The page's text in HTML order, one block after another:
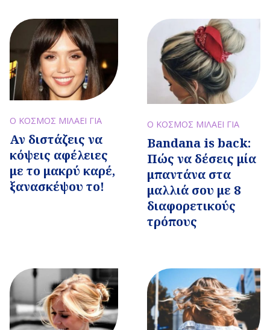
Ο ΚΟΣΜΟΣ ΜΙΛΑΕΙ ΓΙΑ
Αν διστάζεις να
κόψεις αφέλειες
με το μακρύ καρέ,
ξανασκέψου το!
Ο ΚΟΣΜΟΣ ΜΙΛΑΕΙ ΓΙΑ
Bandana is back:
Πώς να δέσεις μία
μπαντάνα στα
μαλλιά σου με 8
διαφορετικούς
τρόπους